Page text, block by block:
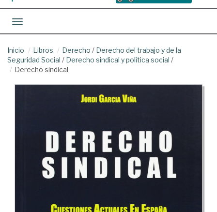
Toggle navigation
Inicio Libros Derecho / Derecho del trabajo y de la
Seguridad Social / Derecho sindical y política social /
Derecho sindical